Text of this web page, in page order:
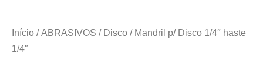
Início /ABRASIVOS / Disco / Mandril p/ Disco 1/4″ haste
1/4″